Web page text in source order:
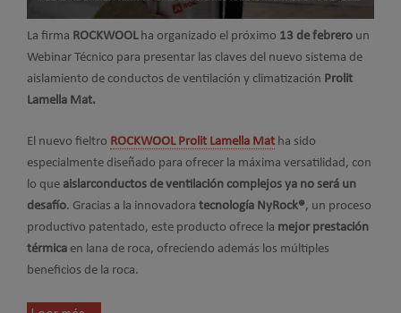
La firma ROCKWOOLha organizado el próximo 13 de febrero un
Webinar Técnico para presentar las claves del nuevo sistema de
aislamiento de conductos de ventilación y climatización Prolit
Lamella Mat.
El nuevo fieltro ROCKWOOL Prolit Lamella Mat ha sido
especialmente diseñado para ofrecer la máxima versatilidad, con
lo que aislarconductos de ventilación complejos ya no será un
desafío. Gracias a la innovadora tecnología NyRock®, un proceso
productivo patentado, este producto ofrece la mejor prestación
térmica en lana de roca, ofreciendo además los múltiples
beneficios de la roca.